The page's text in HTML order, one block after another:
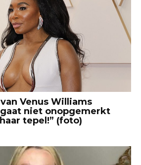
Venus Williams
niet onopgemerkt
tepel!” (foto)